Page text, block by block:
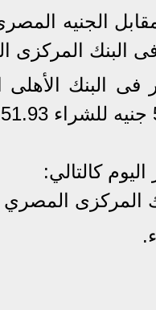
51.79 جنيه للشراء 51.93
كالتالي:
المركزى المصري